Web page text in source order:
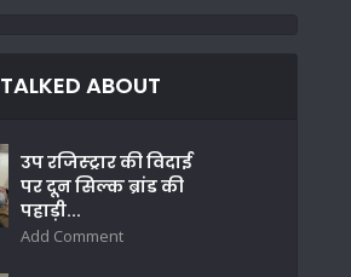
TALKED ABOUT
उप रजिस्ट्रार की विदाई
पर दून सिल्क ब्रांड की
पहाड़ी...
Add Comment